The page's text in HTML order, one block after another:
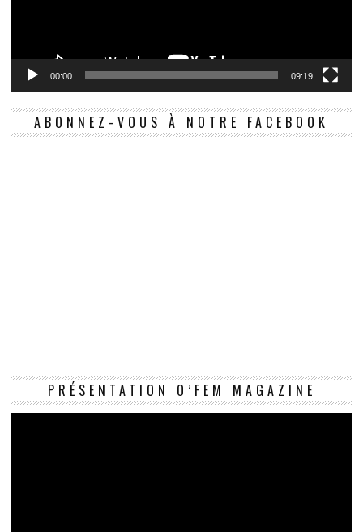
00:00 09:19
ABONNEZ-VOUS À NOTRE FACEBOOK
PRÉSENTATION O’FEM MAGAZINE